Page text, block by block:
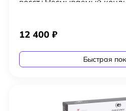
12 400 ₽
Быстрая